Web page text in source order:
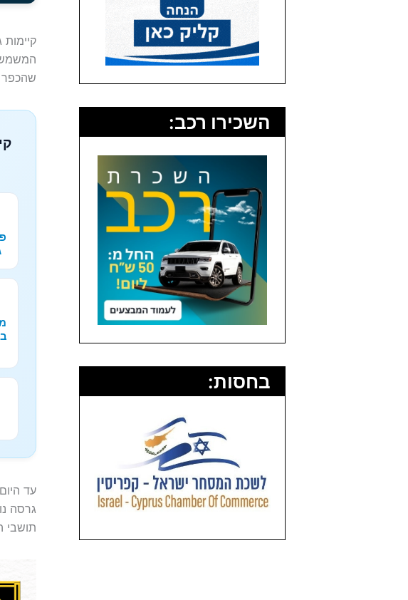
השכירו רכב:
בחסות:
שהכפר
עד
גרסה
תושבי